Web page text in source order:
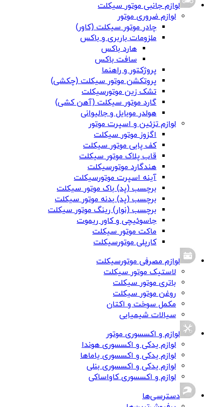
لوازم جانبی موتور سیکلت
لوازم ضروری موتور
چادر موتور سیکلت (کاور)
ملزومات باربری و باکس
هارد باکس
سافت باکس
پروژکتور و راهنما
پروتکشن موتور سیکلت (چکشی)
تشک زین موتورسیکلت
گارد موتور سیکلت (آهن کشی)
هولدر موبایل و جالیوانی
لوازم تزئین و اسپرت موتور
اگزوز موتور سیکلت
کف پایی موتور سیکلت
قاب پلاک موتور سیکلت
هندگارد موتورسیکلت
آینه اسپرت موتورسیکلت
برچسب (پد) باک موتور سیکلت
برچسب (پد) بدنه موتور سیکلت
برچسب (نوار) رینگ موتور سیکلت
جاسوئیچی و کاور ریموت
ماکت موتور سیکلت
کارپلی موتورسیکلت
لوازم مصرفی موتورسیکلت
لاستیک موتور سیکلت
باتری موتور سیکلت
روغن موتور سیکلت
مکمل سوخت و اکتان
سیالات شیمیایی
لوازم و اکسسوری موتور
لوازم یدکی و اکسسوری هوندا
لوازم یدکی و اکسسوری یاماها
لوازم یدکی و اکسسوری بنلی
لوازم و اکسسوری کاواساکی
دسترسی‌ها